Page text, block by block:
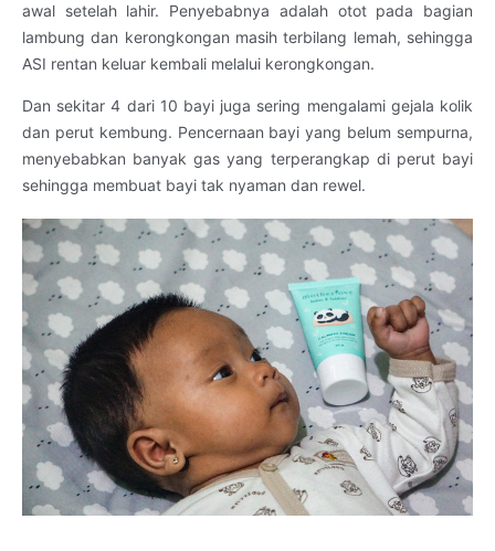
awal setelah lahir. Penyebabnya adalah otot pada bagian
lambung dan kerongkongan masih terbilang lemah, sehingga
ASI rentan keluar kembali melalui kerongkongan.
Dan sekitar 4 dari 10 bayi juga sering mengalami gejala kolik
dan perut kembung. Pencernaan bayi yang belum sempurna,
menyebabkan banyak gas yang terperangkap di perut bayi
sehingga membuat bayi tak nyaman dan rewel.